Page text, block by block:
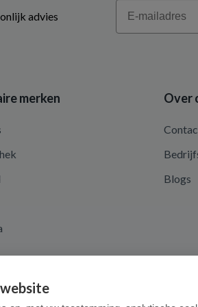
advies
Email
merken Over
Blogs